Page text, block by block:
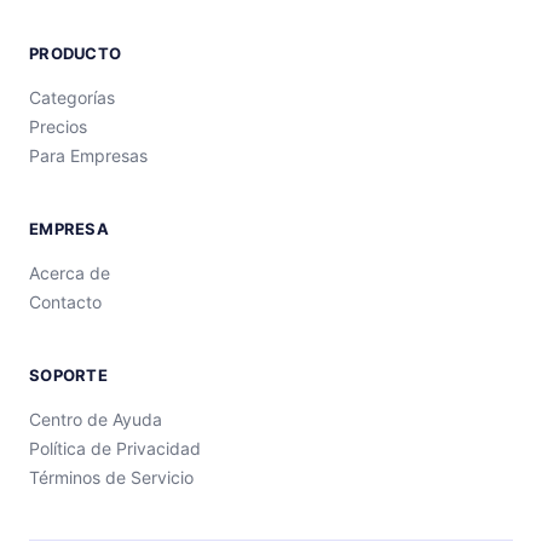
PRODUCTO
Categorías
Precios
Para Empresas
EMPRESA
Acerca de
Contacto
SOPORTE
Centro de Ayuda
Política de Privacidad
Términos de Servicio